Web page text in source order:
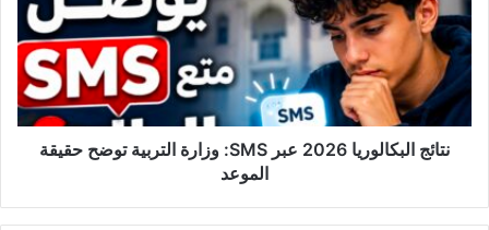
ة
ا
ل
ح
ق
ج
ا
ل
ب
ك
نتائج البكالوريا 2026 عبر SMS: وزارة التربية توضح حقيقة
الموعد